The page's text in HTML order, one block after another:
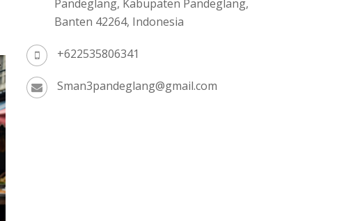
Pandeglang, Kabupaten Pandeglang,
Banten 42264, Indonesia
+622535806341
Sman3pandeglang@gmail.com